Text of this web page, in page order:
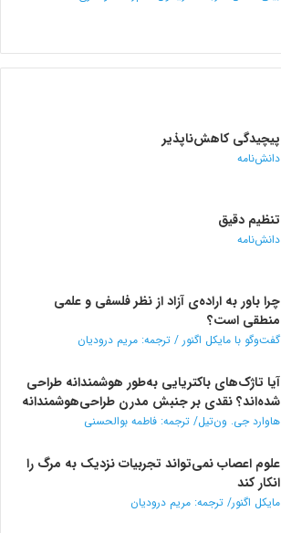
پیچیدگی کاهش‌ناپذیر
دانش‌نامه
تنظیم دقیق
دانش‌نامه
چرا باور به اراده‌ی آزاد از نظر فلسفی و علمی
منطقی است؟
گفت‌وگو با مایکل اگنور / ترجمه: مریم درودیان
آیا تاژک‌های باکتریایی به‌طور هوشمندانه طراحی
شده‌اند؟ نقدی بر جنبش مدرن طراحی‌هوشمندانه
هاوارد جی. ون‌تیل/ ترجمه: فاطمه بوالحسنی
علوم اعصاب نمی‌تواند تجربیات نزدیک به مرگ را
انکار کند
مایکل اگنور/ ترجمه: مریم درودیان